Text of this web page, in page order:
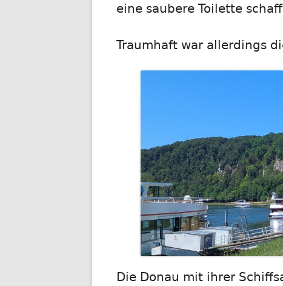
eine saubere Toilette
Traumhaft war allerdings
Die Donau mit ihrer